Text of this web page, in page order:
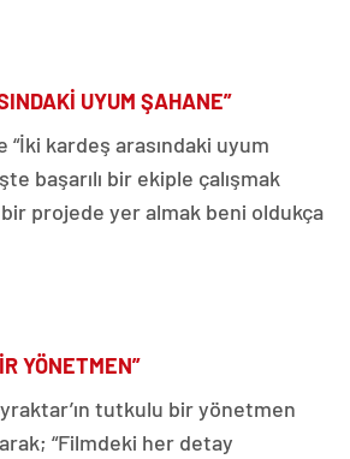
UYUM ŞAHANE”
“İki kardeş arasındaki uyum
başarılı bir ekiple çalışmak
projede yer almak beni oldukça
YÖNETMEN”
tutkulu bir yönetmen
“Filmdeki her detay